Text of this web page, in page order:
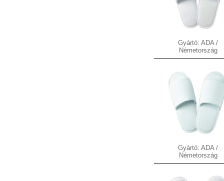
Gyártó: ADA /
Németország
Gyártó: ADA /
Németország